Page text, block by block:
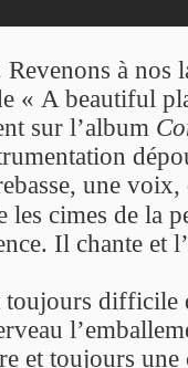
à nos
« A beautiful
sur l’album
une
les cimes de la
Il chante et
toujours difficile
et toujours